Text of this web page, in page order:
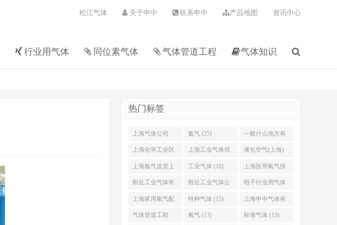
行业用气体 同位素气体 气体管道工程 气体知识
松江气体 关于申中 联系申中 产品地图 资讯中心
热门标签
上海气体公司
(30)
氮气 (25) 一般什么地方有
卖氦气 (24)
上海化学工业区
工业气体有限公
司 (22)
上海工业气体供
应站 (21)
液化空气(上海)
气体有限公司
(20)
上海氩气送货上
门 (19)
工业气体 (18) 上海医用氧气供
应站 (18)
附近工业气体有
限公司 (18)
附近工业气体公
司电话 (17)
电子行业用气体
(16)
上海家用氧气配
送 (16)
特种气体 (15) 上海申中气体有
限公司 (15)
气体管道工程 氧气 (13) 标准气体 (13)